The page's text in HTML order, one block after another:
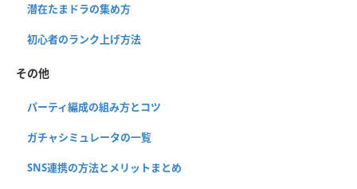
潜在たまドラの集め方
初心者のランク上げ方法
その他
パーティ編成の組み方とコツ
ガチャシミュレータの一覧
SNS連携の方法とメリットまとめ